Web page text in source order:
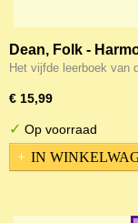
Dean, Folk -
Het vijfde leerboek van
€ 15,99
✓ Op voorraad
IN